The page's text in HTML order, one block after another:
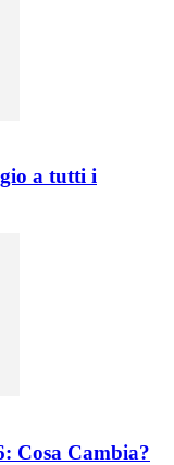
a tutti i
Cosa Cambia?